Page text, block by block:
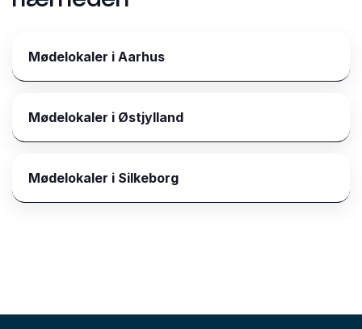
Mødelokaler i Aarhus
Mødelokaler i Østjylland
Mødelokaler i Silkeborg